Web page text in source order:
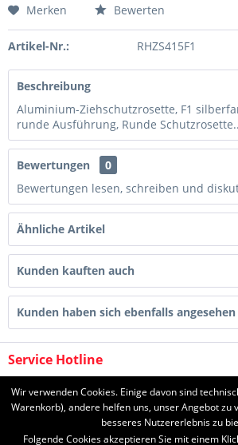
Merken Bewerten
Artikel-Nr.: RHZS415F1
Beschreibung
Aluminium-Ziehschutzrosette, F1
runde Ausführung, Runde
Bewertungen
0
Bewertungen lesen, schreiben und
Ähnliche Artikel
Kunden kauften auch
Kunden haben sich ebenfalls angesehen
Service Hotline
Shop Service
Wir verwenden Cookies. Einige davon sind
Warenkorb), andere helfen uns, unser Angebot zu
besseres Nutzererlebnis zu
Folgende Cookies akzeptieren Sie mit einem